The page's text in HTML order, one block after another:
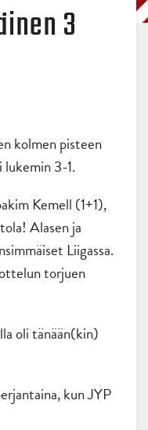
3
kolmen pisteen
3-1.
Kemell (1+1),
Alasen ja
Liigassa.
torjuen
oli tänään(kin)
kun JYP